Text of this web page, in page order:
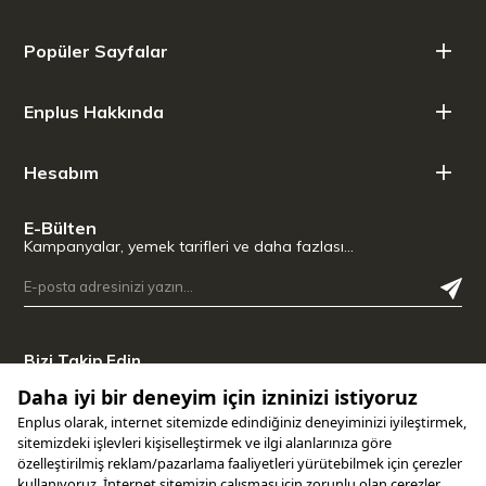
Popüler Sayfalar
Enplus Hakkında
Hesabım
E-Bülten
Kampanyalar, yemek tarifleri ve daha fazlası…
Bizi Takip Edin
Uygulamamızı İndirin